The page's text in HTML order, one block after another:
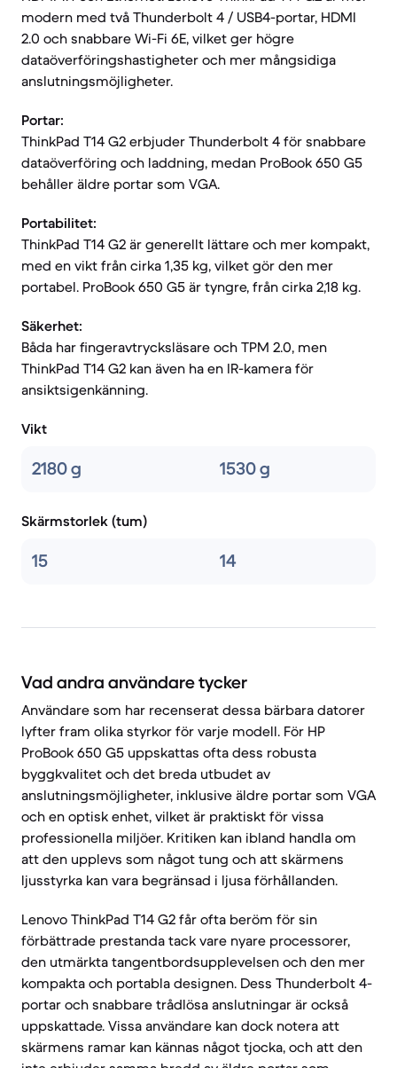
modern med två Thunderbolt 4 / USB4-portar, HDMI
2.0 och snabbare Wi-Fi 6E, vilket ger högre
dataöverföringshastigheter och mer mångsidiga
anslutningsmöjligheter.
Portar:
ThinkPad T14 G2 erbjuder Thunderbolt 4 för snabbare
dataöverföring och laddning, medan ProBook 650 G5
behåller äldre portar som VGA.
Portabilitet:
ThinkPad T14 G2 är generellt lättare och mer kompakt,
med en vikt från cirka 1,35 kg, vilket gör den mer
portabel. ProBook 650 G5 är tyngre, från cirka 2,18 kg.
Säkerhet:
Båda har fingeravtrycksläsare och TPM 2.0, men
ThinkPad T14 G2 kan även ha en IR-kamera för
ansiktsigenkänning.
Vikt
2180 g 1530 g
Skärmstorlek (tum)
15 14
Vad andra användare tycker
Användare som har recenserat dessa bärbara datorer
lyfter fram olika styrkor för varje modell. För HP
ProBook 650 G5 uppskattas ofta dess robusta
byggkvalitet och det breda utbudet av
anslutningsmöjligheter, inklusive äldre portar som VGA
och en optisk enhet, vilket är praktiskt för vissa
professionella miljöer. Kritiken kan ibland handla om
att den upplevs som något tung och att skärmens
ljusstyrka kan vara begränsad i ljusa förhållanden.
Lenovo ThinkPad T14 G2 får ofta beröm för sin
förbättrade prestanda tack vare nyare processorer,
den utmärkta tangentbordsupplevelsen och den mer
kompakta och portabla designen. Dess Thunderbolt 4-
portar och snabbare trådlösa anslutningar är också
uppskattade. Vissa användare kan dock notera att
skärmens ramar kan kännas något tjocka, och att den